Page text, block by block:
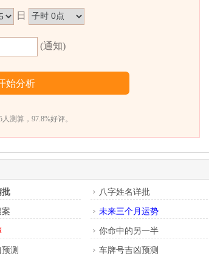
日
(通知)
人测算，97.8%好评。
批 八字姓名详批
未来三个月运势
你命中的另一半
测 车牌号吉凶预测